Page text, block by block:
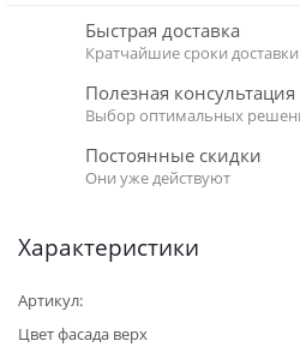
Быстрая доставка
Кратчайшие сроки доставки
Полезная консультация
Выбор оптимальных
Постоянные скидки
Они уже действуют
Характеристики
Артикул:
Цвет фасада верх